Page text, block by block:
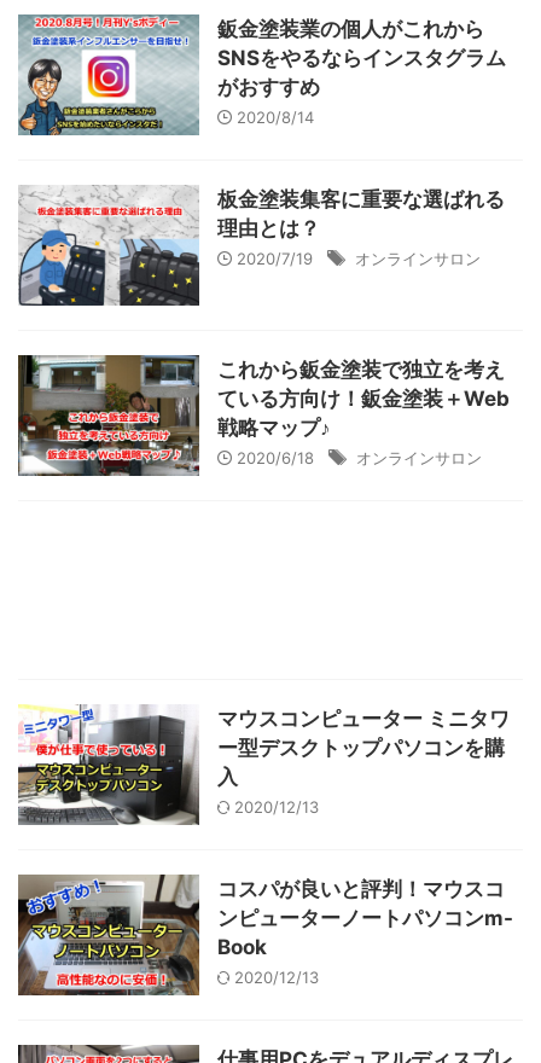
鈑金塗装業の個人がこれから
SNSをやるならインスタグラム
がおすすめ
2020/8/14
板金塗装集客に重要な選ばれる
理由とは？
2020/7/19 オンラインサロン
これから鈑金塗装で独立を考え
ている方向け！鈑金塗装＋Web
戦略マップ♪
2020/6/18 オンラインサロン
マウスコンピューター ミニタワ
ー型デスクトップパソコンを購
入
2020/12/13
コスパが良いと評判！マウスコ
ンピューターノートパソコンm-
Book
2020/12/13